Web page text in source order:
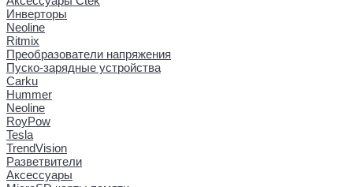
Инверторы
Neoline
Ritmix
Преобразователи напряжения
Пуско-зарядные устройства
Carku
Hummer
Neoline
RoyPow
Tesla
TrendVision
Разветвители
Аксессуары